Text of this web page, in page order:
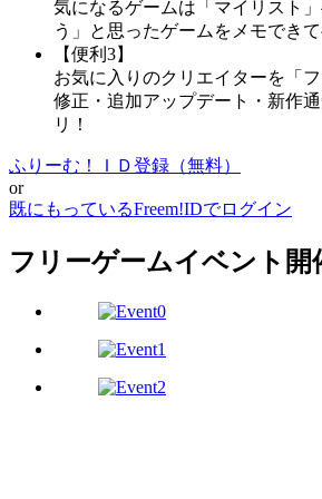
気になるゲームは「マイリスト
う」と思ったゲームをメモできて
【便利3】
お気に入りのクリエイターを「
修正・追加アップデート・新作
リ！
ふりーむ！ＩＤ登録（無料）
or
既にもっているFreem!IDでログイン
フリーゲームイベント開